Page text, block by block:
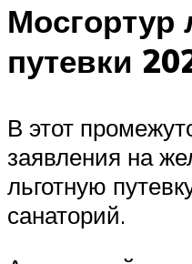
Мосгортур
путевки
В этот
заявления на
льготную
санаторий.